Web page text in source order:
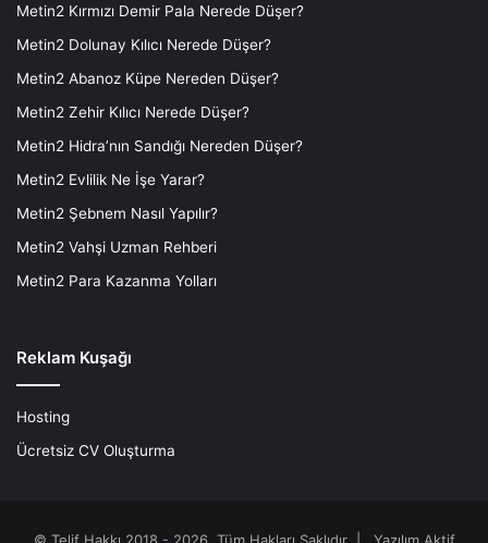
Metin2 Kırmızı Demir Pala Nerede Düşer?
Metin2 Dolunay Kılıcı Nerede Düşer?
Metin2 Abanoz Küpe Nereden Düşer?
Metin2 Zehir Kılıcı Nerede Düşer?
Metin2 Hidra’nın Sandığı Nereden Düşer?
Metin2 Evlilik Ne İşe Yarar?
Metin2 Şebnem Nasıl Yapılır?
Metin2 Vahşi Uzman Rehberi
Metin2 Para Kazanma Yolları
Reklam Kuşağı
Hosting
Ücretsiz CV Oluşturma
© Telif Hakkı 2018 - 2026, Tüm Hakları Saklıdır | Yazılım Aktif